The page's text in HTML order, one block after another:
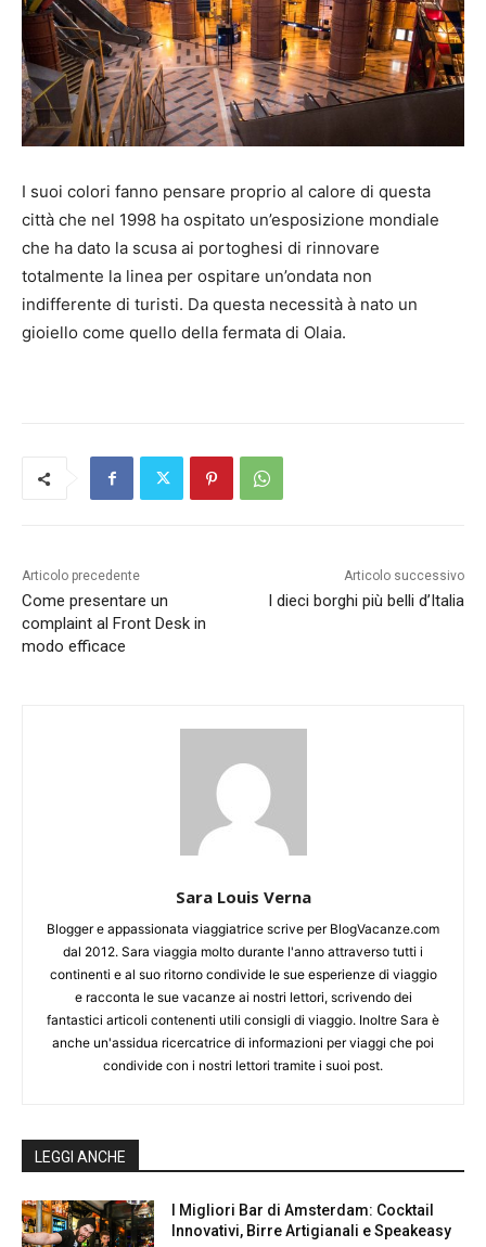
I suoi colori fanno pensare proprio al calore di questa
città che nel 1998 ha ospitato un’esposizione mondiale
che ha dato la scusa ai portoghesi di rinnovare
totalmente la linea per ospitare un’ondata non
indifferente di turisti. Da questa necessità à nato un
gioiello come quello della fermata di Olaia.
Articolo precedente
Come presentare un
complaint al Front Desk in
modo efficace
Articolo successivo
I dieci borghi più belli d’Italia
Sara Louis Verna
Blogger e appassionata viaggiatrice scrive per BlogVacanze.com
dal 2012. Sara viaggia molto durante l'anno attraverso tutti i
continenti e al suo ritorno condivide le sue esperienze di viaggio
e racconta le sue vacanze ai nostri lettori, scrivendo dei
fantastici articoli contenenti utili consigli di viaggio. Inoltre Sara è
anche un'assidua ricercatrice di informazioni per viaggi che poi
condivide con i nostri lettori tramite i suoi post.
LEGGI ANCHE
I Migliori Bar di Amsterdam: Cocktail
Innovativi, Birre Artigianali e Speakeasy